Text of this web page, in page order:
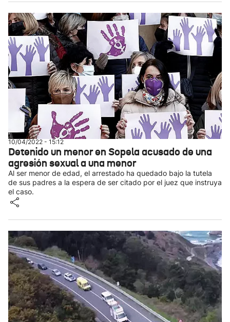
10/04/2022 - 15:12
Detenido un menor en Sopela acusado de una
agresión sexual a una menor
Al ser menor de edad, el arrestado ha quedado bajo la tutela
de sus padres a la espera de ser citado por el juez que instruya
el caso.